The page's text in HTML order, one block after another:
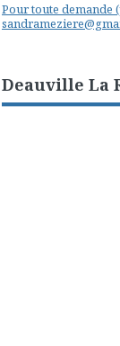
Pour toute demande
Deauville La